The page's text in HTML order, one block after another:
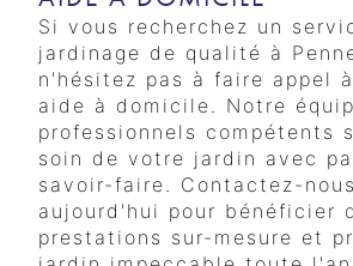
Si vous recherchez un
jardinage de qualité à
n'hésitez pas à faire appel
aide à domicile. Notre
professionnels compétents
soin de votre jardin avec
savoir-faire. Contactez-
aujourd'hui pour bénéficier
prestations sur-mesure et